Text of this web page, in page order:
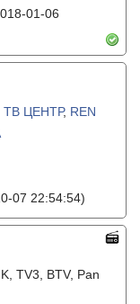
01-06
ТВ ЦЕНТР, REN
07 22:54:54)
TV3, BTV, Pan